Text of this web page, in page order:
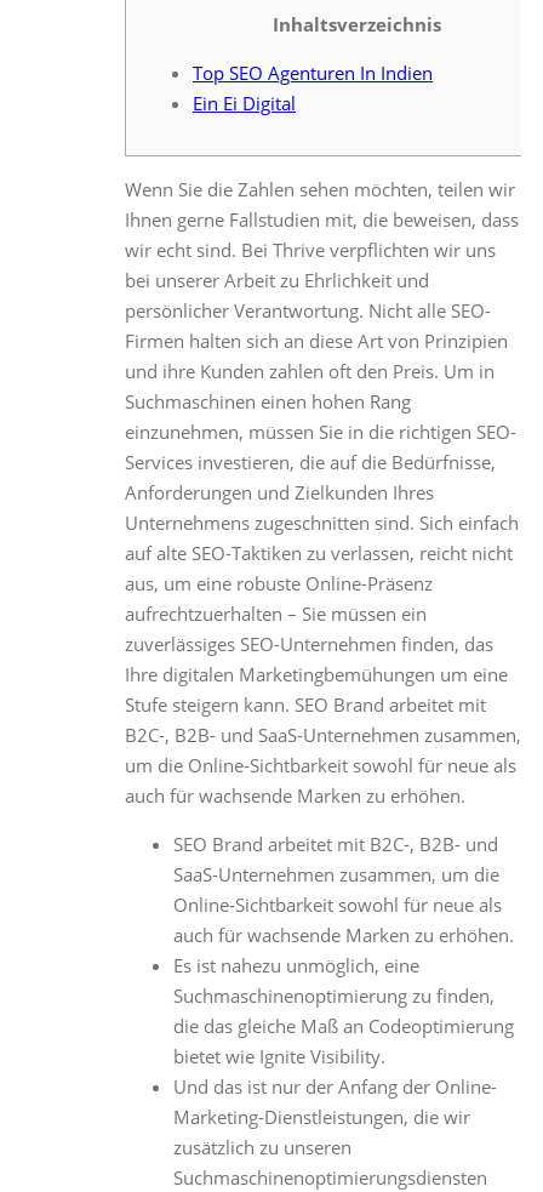
Inhaltsverzeichnis
Top SEO Agenturen In Indien
Ein Ei Digital
Wenn Sie die Zahlen sehen möchten, teilen wir
Ihnen gerne Fallstudien mit, die beweisen, dass
wir echt sind. Bei Thrive verpflichten wir uns
bei unserer Arbeit zu Ehrlichkeit und
persönlicher Verantwortung. Nicht alle SEO-
Firmen halten sich an diese Art von Prinzipien
und ihre Kunden zahlen oft den Preis. Um in
Suchmaschinen einen hohen Rang
einzunehmen, müssen Sie in die richtigen SEO-
Services investieren, die auf die Bedürfnisse,
Anforderungen und Zielkunden Ihres
Unternehmens zugeschnitten sind. Sich einfach
auf alte SEO-Taktiken zu verlassen, reicht nicht
aus, um eine robuste Online-Präsenz
aufrechtzuerhalten – Sie müssen ein
zuverlässiges SEO-Unternehmen finden, das
Ihre digitalen Marketingbemühungen um eine
Stufe steigern kann. SEO Brand arbeitet mit
B2C-, B2B- und SaaS-Unternehmen zusammen,
um die Online-Sichtbarkeit sowohl für neue als
auch für wachsende Marken zu erhöhen.
SEO Brand arbeitet mit B2C-, B2B- und
SaaS-Unternehmen zusammen, um die
Online-Sichtbarkeit sowohl für neue als
auch für wachsende Marken zu erhöhen.
Es ist nahezu unmöglich, eine
Suchmaschinenoptimierung zu finden,
die das gleiche Maß an Codeoptimierung
bietet wie Ignite Visibility.
Und das ist nur der Anfang der Online-
Marketing-Dienstleistungen, die wir
zusätzlich zu unseren
Suchmaschinenoptimierungsdiensten